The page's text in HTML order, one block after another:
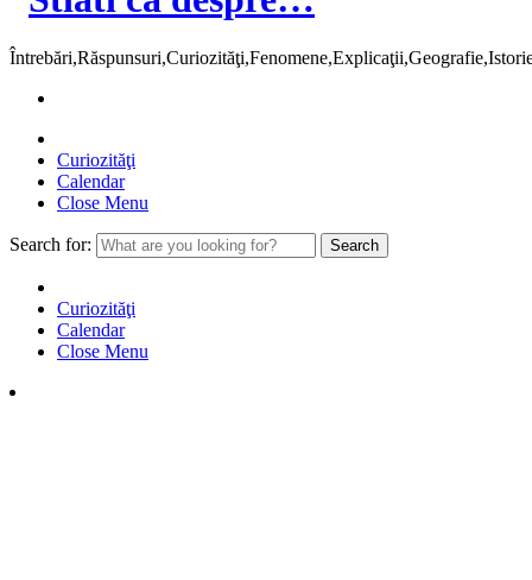
Curiozităţi
Calendar
Close Menu
Search for:
Curiozităţi
Calendar
Close Menu